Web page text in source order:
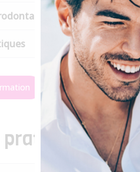
mini-invasive
pratiques